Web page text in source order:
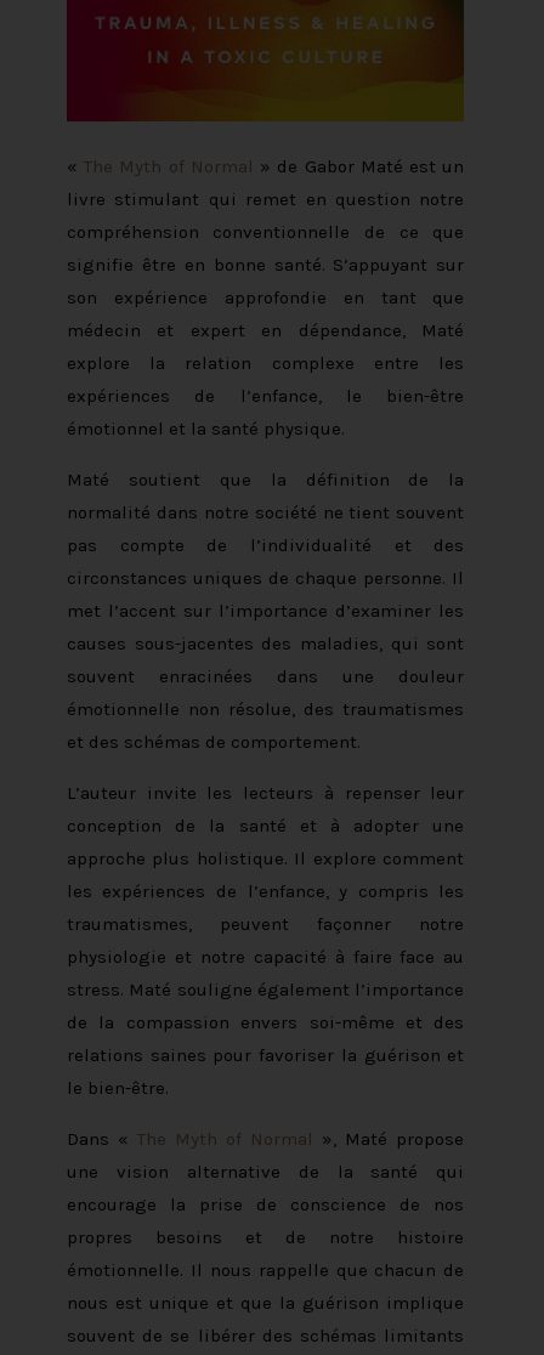
«The Myth of Normal » de Gabor Maté est un
livre stimulant qui remet en question notre
compréhension conventionnelle de ce que
signifie être en bonne santé. S’appuyant sur
son expérience approfondie en tant que
médecin et expert en dépendance, Maté
explore la relation complexe entre les
expériences de l’enfance, le bien-être
émotionnel et la santé physique.
Maté soutient que la définition de la
normalité dans notre société ne tient souvent
pas compte de l’individualité et des
circonstances uniques de chaque personne. Il
met l’accent sur l’importance d’examiner les
causes sous-jacentes des maladies, qui sont
souvent enracinées dans une douleur
émotionnelle non résolue, des traumatismes
et des schémas de comportement.
L’auteur invite les lecteurs à repenser leur
conception de la santé et à adopter une
approche plus holistique. Il explore comment
les expériences de l’enfance, y compris les
traumatismes, peuvent façonner notre
physiologie et notre capacité à faire face au
stress. Maté souligne également l’importance
de la compassion envers soi-même et des
relations saines pour favoriser la guérison et
le bien-être.
Dans « The Myth of Normal », Maté propose
une vision alternative de la santé qui
encourage la prise de conscience de nos
propres besoins et de notre histoire
émotionnelle. Il nous rappelle que chacun de
nous est unique et que la guérison implique
souvent de se libérer des schémas limitants